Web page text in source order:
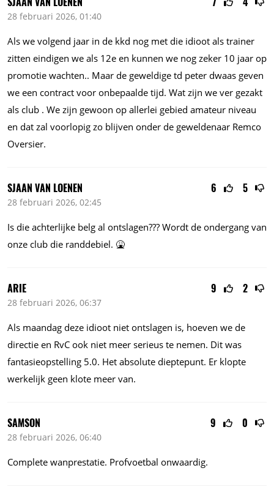
28 februari 2026, 01:40
Als we volgend jaar in de kkd nog met die idioot als trainer
zitten eindigen we als 12e en kunnen we nog zeker 10 jaar op
promotie wachten.. Maar de geweldige td peter dwaas geven
we een contract voor onbepaalde tijd. Wat zijn we ver gezakt
als club . We zijn gewoon op allerlei gebied amateur niveau
en dat zal voorlopig zo blijven onder de geweldenaar Remco
Oversier.
6 5
SJAAN VAN LOENEN
28 februari 2026, 02:45
Is die achterlijke belg al ontslagen??? Wordt de ondergang van
onze club die randdebiel. 🤮
9 2
ARIE
28 februari 2026, 06:37
Als maandag deze idioot niet ontslagen is, hoeven we de
directie en RvC ook niet meer serieus te nemen. Dit was
fantasieopstelling 5.0. Het absolute dieptepunt. Er klopte
werkelijk geen klote meer van.
9 0
SAMSON
28 februari 2026, 06:40
Complete wanprestatie. Profvoetbal onwaardig.